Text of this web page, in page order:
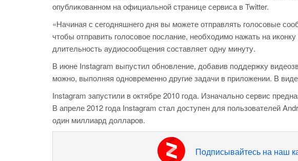
опубликованном на официальной странице сервиса в Twitter.
«Начиная с сегодняшнего дня вы можете отправлять голосовые
чтобы отправить голосовое послание, необходимо нажать на
длительность аудиосообщения составляет одну минуту.
В июне Instagram выпустил обновление, добавив поддержку
можно, выполняя одновременно другие задачи в приложении. В
Instagram запустили в октябре 2010 года. Изначально сервис
В апреле 2012 года Instagram стал доступен для пользователей
один миллиард долларов.
Подписывайтесь на наш